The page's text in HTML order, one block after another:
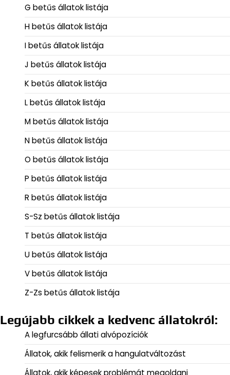
G betűs állatok listája
H betűs állatok listája
I betűs állatok listája
J betűs állatok listája
K betűs állatok listája
L betűs állatok listája
M betűs állatok listája
N betűs állatok listája
O betűs állatok listája
P betűs állatok listája
R betűs állatok listája
S-Sz betűs állatok listája
T betűs állatok listája
U betűs állatok listája
V betűs állatok listája
Z-Zs betűs állatok listája
Legújabb cikkek a kedvenc állatokról:
A legfurcsább állati alvópozíciók
Állatok, akik felismerik a hangulatváltozást
Állatok, akik képesek problémát megoldani